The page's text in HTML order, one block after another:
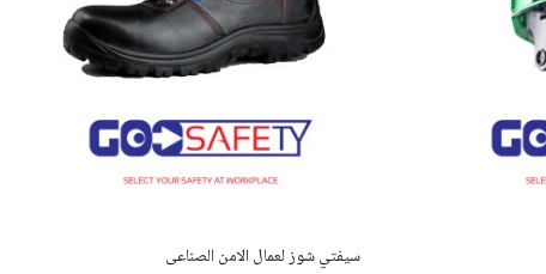
سيفتي شوز لعمال الامن الصناعى